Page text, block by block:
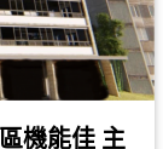
機能佳 主